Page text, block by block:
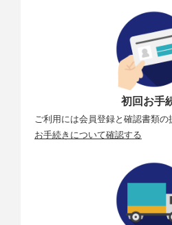
初回お手
ご利用には会員登録と確認書類の
お手続きについて確認する